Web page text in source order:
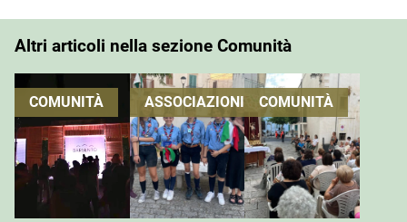
Altri articoli nella sezione Comunità
COMUNITÀ ASSOCIAZIONI COMUNITÀ